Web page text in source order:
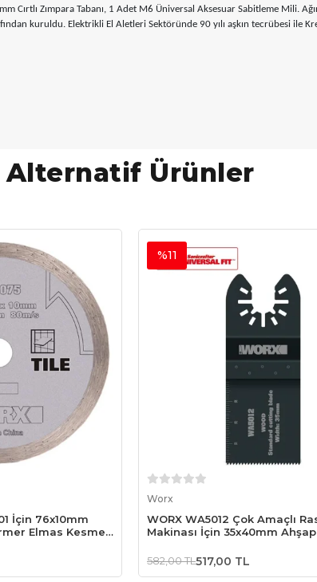
Zımpara Tabanı, 1 Adet M6 Üniversal Aksesuar Sabitleme Mili.
kuruldu. Elektrikli El Aletleri Sektöründe 90 yılı aşkın tecrübesi
Alternatif Ürünler
İçin 76x10mm
Elmas Kesme
Worx
WORX WA5012 Çok Amaçlı
Makinası İçin 35x40mm
%11
582,00 TL517,00 TL